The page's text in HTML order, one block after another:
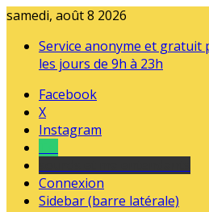
samedi, août 8 2026
Service anonyme et gratuit
les jours de 9h à 23h
Facebook
X
Instagram
Connexion
Sidebar (barre latérale)